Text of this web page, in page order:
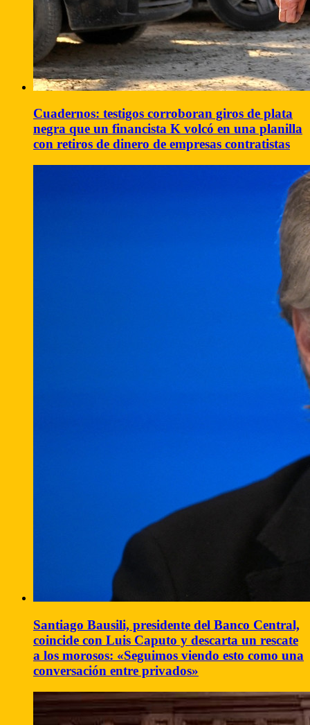
Cuadernos: testigos corroboran giros de plata
negra que un financista K volcó en una planilla
con retiros de dinero de empresas contratistas
Santiago Bausili, presidente del Banco Central,
coincide con Luis Caputo y descarta un rescate
a los morosos: «Seguimos viendo esto como una
conversación entre privados»